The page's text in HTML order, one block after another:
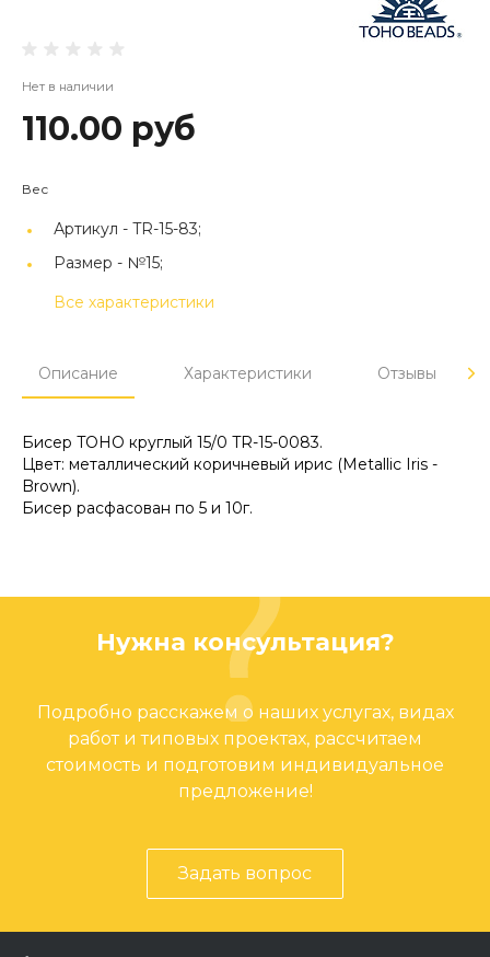
Нет в наличии
110.00 руб
Вес
Артикул - TR-15-83;
Размер - №15;
Все характеристики
Описание Характеристики Отзывы
Бисер TOHO круглый 15/0 TR-15-0083.
Цвет: металлический коричневый ирис (Metallic Iris -
Brown).
Бисер расфасован по 5 и 10г.
Нужна консультация?
Подробно расскажем о наших услугах, видах
работ и типовых проектах, рассчитаем
стоимость и подготовим индивидуальное
предложение!
Задать вопрос